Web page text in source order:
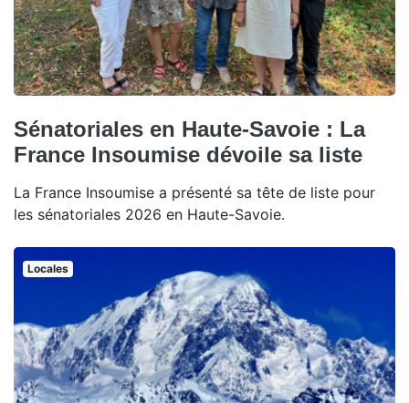
Sénatoriales en Haute-Savoie : La
France Insoumise dévoile sa liste
La France Insoumise a présenté sa tête de liste pour
les sénatoriales 2026 en Haute-Savoie.
Locales